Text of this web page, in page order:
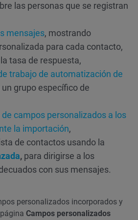
las personas que se registran
mensajes, mostrando
para cada contacto,
tasa de respuesta,
trabajo de automatización de
un grupo específico de
campos personalizados a los
la importación,
de contactos usando la
, para dirigirse a los
con sus mensajes.
personalizados incorporados y
Campos personalizados